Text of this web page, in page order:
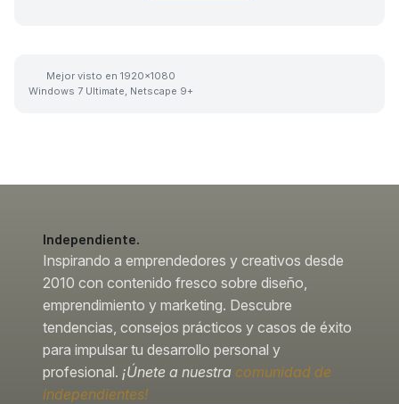
Mejor visto en 1920x1080
Windows 7 Ultimate, Netscape 9+
Independiente.
Inspirando a emprendedores y creativos desde
2010 con contenido fresco sobre diseño,
emprendimiento y marketing. Descubre
tendencias, consejos prácticos y casos de éxito
para impulsar tu desarrollo personal y
profesional. ¡Únete a nuestra comunidad de
independientes!